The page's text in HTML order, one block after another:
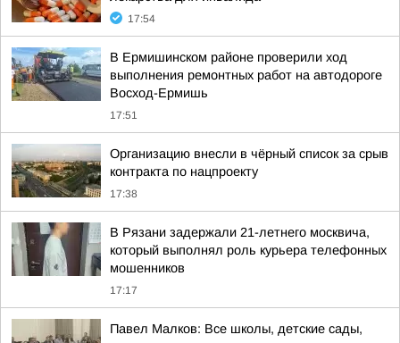
17:54
В Ермишинском районе проверили ход
выполнения ремонтных работ на автодороге
Восход-Ермишь
17:51
Организацию внесли в чёрный список за срыв
контракта по нацпроекту
17:38
В Рязани задержали 21-летнего москвича,
который выполнял роль курьера телефонных
мошенников
17:17
Павел Малков: Все школы, детские сады,